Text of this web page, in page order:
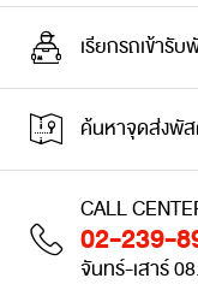
เรียกรถเข้ารั
ค้นหาจุดส่งพั
CALL
02-239-
จันทร์-เสาร์